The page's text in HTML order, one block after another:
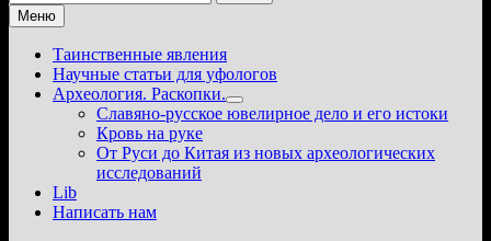
Меню
Таинственные явления
Научные статьи для уфологов
Археология. Раскопки.
Показать
подменю
Славяно-русское ювелирное дело и его истоки
Кровь на руке
От Руси до Китая из новых археологических
исследований
Lib
Написать нам